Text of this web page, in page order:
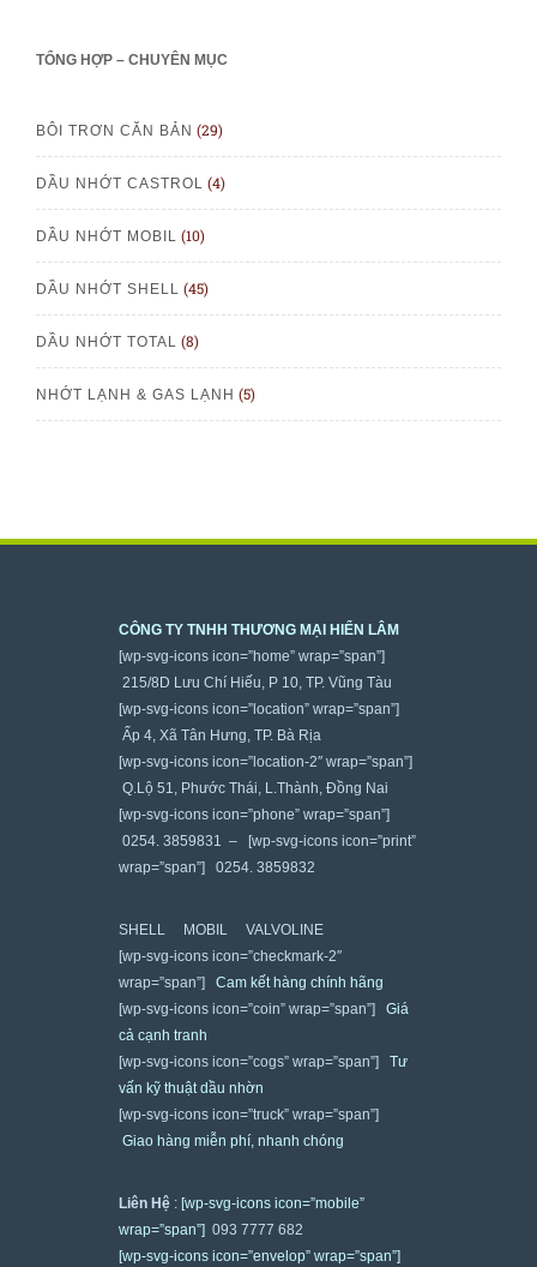
TỔNG HỢP – CHUYÊN MỤC
BÔI TRƠN CĂN BẢN (29)
DẦU NHỚT CASTROL (4)
DẦU NHỚT MOBIL (10)
DẦU NHỚT SHELL (45)
DẦU NHỚT TOTAL (8)
NHỚT LẠNH & GAS LẠNH (5)
CÔNG TY TNHH THƯƠNG MẠI HIỂN LÂM
[wp-svg-icons icon=”home” wrap=”span”]
215/8D Lưu Chí Hiếu, P 10, TP. Vũng Tàu
[wp-svg-icons icon=”location” wrap=”span”]
Ấp 4, Xã Tân Hưng, TP. Bà Rịa
[wp-svg-icons icon=”location-2″ wrap=”span”]
Q.Lộ 51, Phước Thái, L.Thành, Đồng Nai
[wp-svg-icons icon=”phone” wrap=”span”]
0254. 3859831 – [wp-svg-icons icon=”print”
wrap=”span”] 0254. 3859832
SHELL MOBIL VALVOLINE
[wp-svg-icons icon=”checkmark-2″
wrap=”span”] Cam kết hàng chính hãng
[wp-svg-icons icon=”coin” wrap=”span”] Giá
cả cạnh tranh
[wp-svg-icons icon=”cogs” wrap=”span”] Tư
vấn kỹ thuật dầu nhờn
[wp-svg-icons icon=”truck” wrap=”span”]
Giao hàng miễn phí, nhanh chóng
Liên Hệ : [wp-svg-icons icon=”mobile”
wrap=”span”] 093 7777 682
[wp-svg-icons icon=”envelop” wrap=”span”]